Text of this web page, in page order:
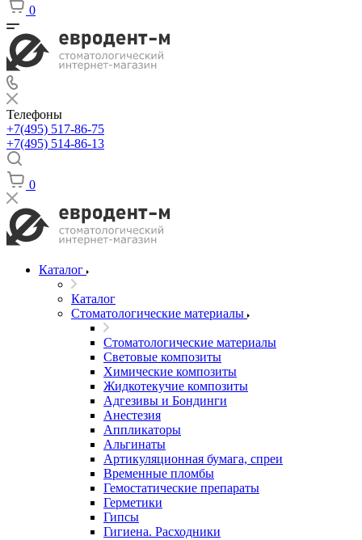
0
Телефоны
+7(495) 517-86-75
+7(495) 514-86-13
0
Каталог
Каталог
Стоматологические материалы
Стоматологические материалы
Световые композиты
Химические композиты
Жидкотекучие композиты
Адгезивы и Бондинги
Анестезия
Аппликаторы
Альгинаты
Артикуляционная бумага, спреи
Временные пломбы
Гемостатические препараты
Герметики
Гипсы
Гигиена. Расходники